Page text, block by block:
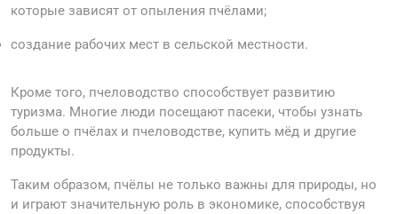
которые зависят от опыления пчёлами;
создание рабочих мест в сельской местности.
Кроме того, пчеловодство способствует развитию
туризма. Многие люди посещают пасеки, чтобы узнать
больше о пчёлах и пчеловодстве, купить мёд и другие
продукты.
Таким образом, пчёлы не только важны для природы, но
и играют значительную роль в экономике, способствуя